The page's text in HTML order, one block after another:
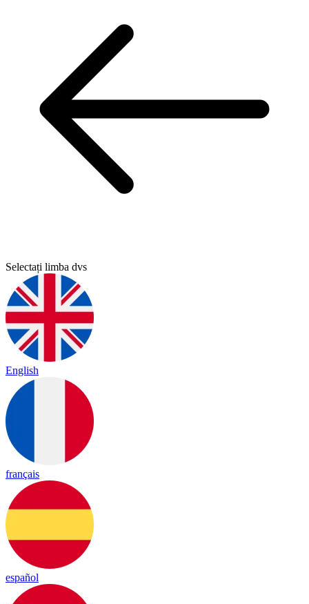
Selectați limba dvs
English
français
español